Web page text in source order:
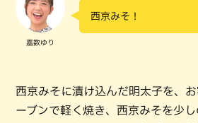
嘉数ゆり
西京みそ！
西京みそに漬け込んだ明太子を、
ーブンで軽く焼き、西京みそを少